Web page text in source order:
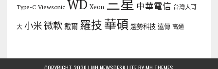
Type-C Viewsonic WD Xeon 三星 中華電信 台灣大哥
大 小米微軟 戴爾 羅技華碩 趨勢科技 遠傳 高通